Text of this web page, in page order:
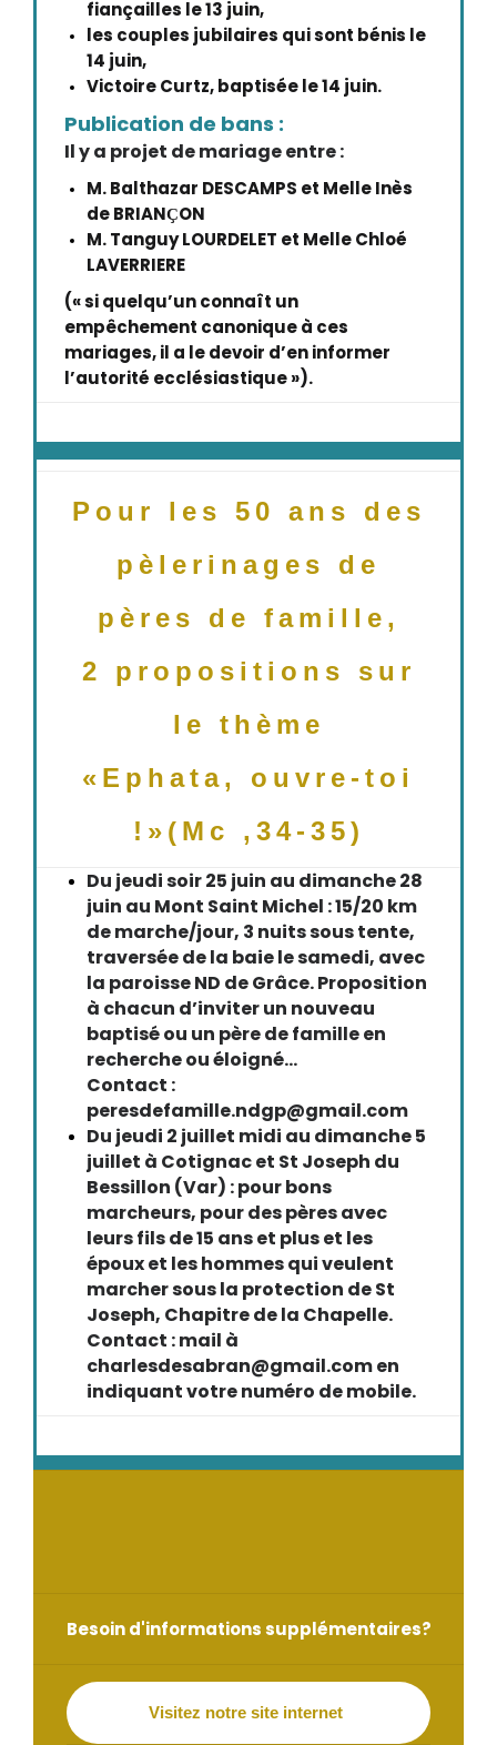
fiançailles le 13 juin,
les couples jubilaires qui sont bénis le
14 juin,
Victoire Curtz, baptisée le 14 juin.
Publication de bans :
Il y a projet de mariage entre :
M. Balthazar DESCAMPS et Melle Inès
de BRIANҪON
M. Tanguy LOURDELET et Melle Chloé
LAVERRIERE
(« si quelqu’un connaît un
empêchement canonique à ces
mariages, il a le devoir d’en informer
l’autorité ecclésiastique »).
Pour les 50 ans des
pèlerinages de
pères de famille,
2 propositions sur
le thème
«Ephata, ouvre-toi
!»(Mc ,34-35)
Du jeudi soir 25 juin au dimanche 28
juin au Mont Saint Michel : 15/20 km
de marche/jour, 3 nuits sous tente,
traversée de la baie le samedi, avec
la paroisse ND de Grâce. Proposition
à chacun d’inviter un nouveau
baptisé ou un père de famille en
recherche ou éloigné...
Contact :
peresdefamille.ndgp@gmail.com
Du jeudi 2 juillet midi au dimanche 5
juillet à Cotignac et St Joseph du
Bessillon (Var) : pour bons
marcheurs, pour des pères avec
leurs fils de 15 ans et plus et les
époux et les hommes qui veulent
marcher sous la protection de St
Joseph, Chapitre de la Chapelle.
Contact : mail à
charlesdesabran@gmail.com en
indiquant votre numéro de mobile.
Besoin d'informations supplémentaires?
Visitez notre site internet